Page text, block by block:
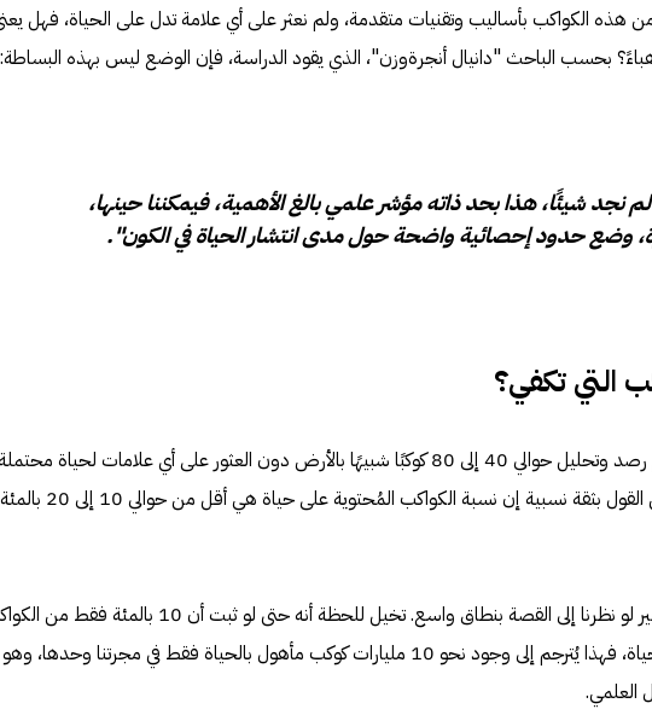
هذه الكواكب بأساليب وتقنيات متقدمة، ولم نعثر على أي علامة تدل على الحياة، فهل
بحسب الباحث "دانيال أنجرةوزن"، الذي يقود الدراسة، فإن الوضع ليس بهذه البساطة:
نجد شيئًا، هذا بحد ذاته مؤشر علمي بالغ الأهمية، فيمكننا حينها،
وضع حدود إحصائية واضحة حول مدى انتشار الحياة في الكون".
التي تكفي؟
تقول الدراسة إنه إذا تم رصد وتحليل حوالي 40 إلى 80 كوكبًا شبيهًا بالأرض دون العثور على أي علامات لحياة
فقد يصبح من الممكن القول بثقة نسبية إن نسبة الكواكب المُحتوية على حياة هي أقل من حوالي 10 إلى 20 بالمئة
وهذه النتائج لها بُعد كبير لو نظرنا إلى القصة بنطاق واسع. تخيل للحظة أنه حتى لو ثبت أن 10 بالمئة
الشبيهة بالأرض تضم حياة، فهذا يُترجم إلى وجود نحو 10 مليارات كوكب مأهول بالحياة فقط في مجرتنا وحدها، وهو
العلمي.